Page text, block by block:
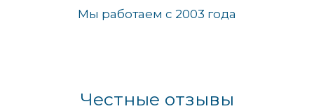
Мы работаем с 2003 года
Честные отзывы